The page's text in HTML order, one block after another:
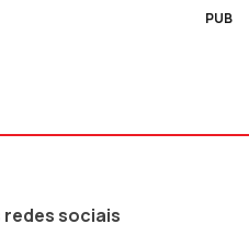
PUB
sociais